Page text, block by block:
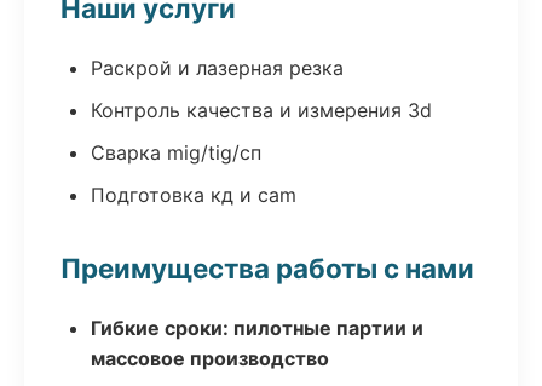
Наши услуги
Раскрой и лазерная резка
Контроль качества и измерения 3d
Сварка mig/tig/сп
Подготовка кд и cam
Преимущества работы с нами
Гибкие сроки: пилотные партии и
массовое производство